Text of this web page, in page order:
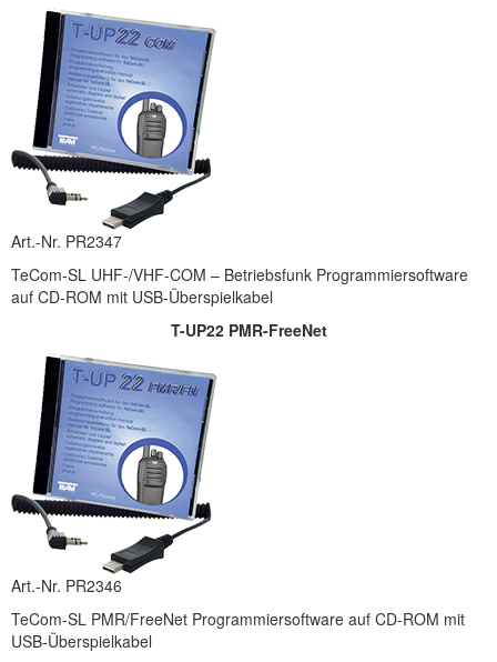
Art.-Nr. PR2347
TeCom-SL UHF-/VHF-COM – Betriebsfunk Programmiersoftware
auf CD-ROM mit USB-Überspielkabel
T-UP22 PMR-FreeNet
Art.-Nr. PR2346
TeCom-SL PMR/FreeNet Programmiersoftware auf CD-ROM mit
USB-Überspielkabel